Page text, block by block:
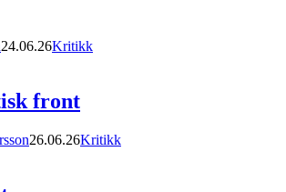
24.06.26Kritikk
front
26.06.26Kritikk